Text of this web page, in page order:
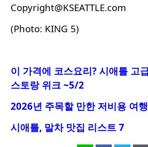
Copyright@KSEATTLE.com
(Photo: KING 5)
이 가격에 코스요리? 시애틀 고
스토랑 위크 ~5/2
2026년 주목할 만한 저비용 여
시애틀, 말차 맛집 리스트 7